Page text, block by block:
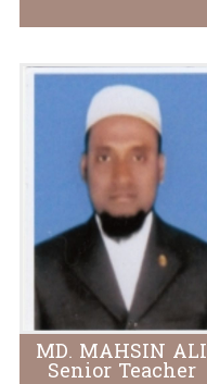
MD. MAHSIN ALI
Senior Teacher